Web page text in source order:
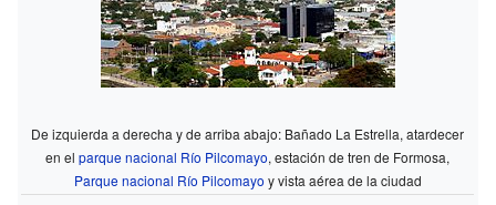
De izquierda a derecha y de arriba abajo: Bañado La Estrella, atardecer
en elparque nacional Río Pilcomayo, estación de tren de Formosa,
Parque nacional Río Pilcomayo y vista aérea de la ciudad